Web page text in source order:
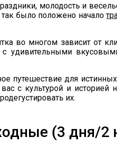
молодость и
так было положено начало
во многом зависит от
удивительными
путешествие для
с культурой и историей
их.
(3 дня/2